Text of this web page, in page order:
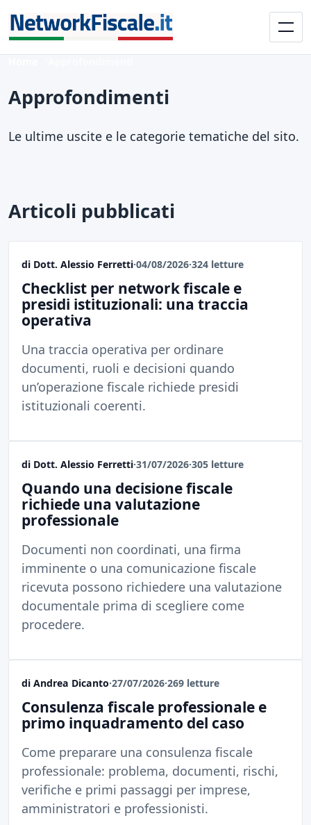
Approfondimenti
Le ultime uscite e le categorie tematiche del sito.
Articoli pubblicati
di Dott. Alessio Ferretti·04/08/2026·324 letture
Checklist per network fiscale e
presidi istituzionali: una traccia
operativa
Una traccia operativa per ordinare
documenti, ruoli e decisioni quando
un’operazione fiscale richiede presidi
istituzionali coerenti.
di Dott. Alessio Ferretti·31/07/2026·305 letture
Quando una decisione fiscale
richiede una valutazione
professionale
Documenti non coordinati, una firma
imminente o una comunicazione fiscale
ricevuta possono richiedere una valutazione
documentale prima di scegliere come
procedere.
di Andrea Dicanto·27/07/2026·269 letture
Consulenza fiscale professionale e
primo inquadramento del caso
Come preparare una consulenza fiscale
professionale: problema, documenti, rischi,
verifiche e primi passaggi per imprese,
amministratori e professionisti.